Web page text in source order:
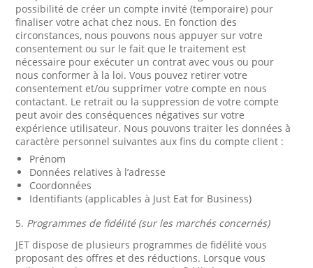
possibilité de créer un compte invité (temporaire) pour
finaliser votre achat chez nous. En fonction des
circonstances, nous pouvons nous appuyer sur votre
consentement ou sur le fait que le traitement est
nécessaire pour exécuter un contrat avec vous ou pour
nous conformer à la loi. Vous pouvez retirer votre
consentement et/ou supprimer votre compte en nous
contactant. Le retrait ou la suppression de votre compte
peut avoir des conséquences négatives sur votre
expérience utilisateur. Nous pouvons traiter les données à
caractère personnel suivantes aux fins du compte client :
Prénom
Données relatives à l’adresse
Coordonnées
Identifiants (applicables à Just Eat for Business)
5. Programmes de fidélité (sur les marchés concernés)
JET dispose de plusieurs programmes de fidélité vous
proposant des offres et des réductions. Lorsque vous